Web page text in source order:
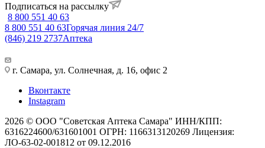
Подписаться на рассылку
8 800 551 40 63
8 800 551 40 63Горячая линия 24/7
(846) 219 2737Аптека
г. Самара, ул. Солнечная, д. 16, офис 2
Вконтакте
Instagram
2026 © ООО "Советская Аптека Самара" ИНН/КПП:
6316224600/631601001 ОГРН: 1166313120269 Лицензия:
ЛО-63-02-001812 от 09.12.2016